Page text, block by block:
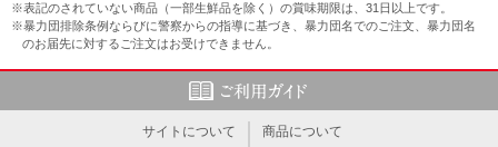
※表記のされていない商品（一部生鮮品を除く）の賞味期限は、31日以上です。
※暴力団排除条例ならびに警察からの指導に基づき、暴力団名でのご注文、暴力団名
のお届先に対するご注文はお受けできません。
サイトについて
商品について